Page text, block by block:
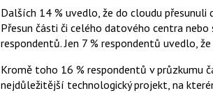
Dalších 14 % uvedlo, že do cloudu
Přesun části či celého datového centra
respondentů. Jen 7 % respondentů uvedlo,
Kromě toho 16 % respondentů v průzkumu
nejdůležitější technologický projekt, na